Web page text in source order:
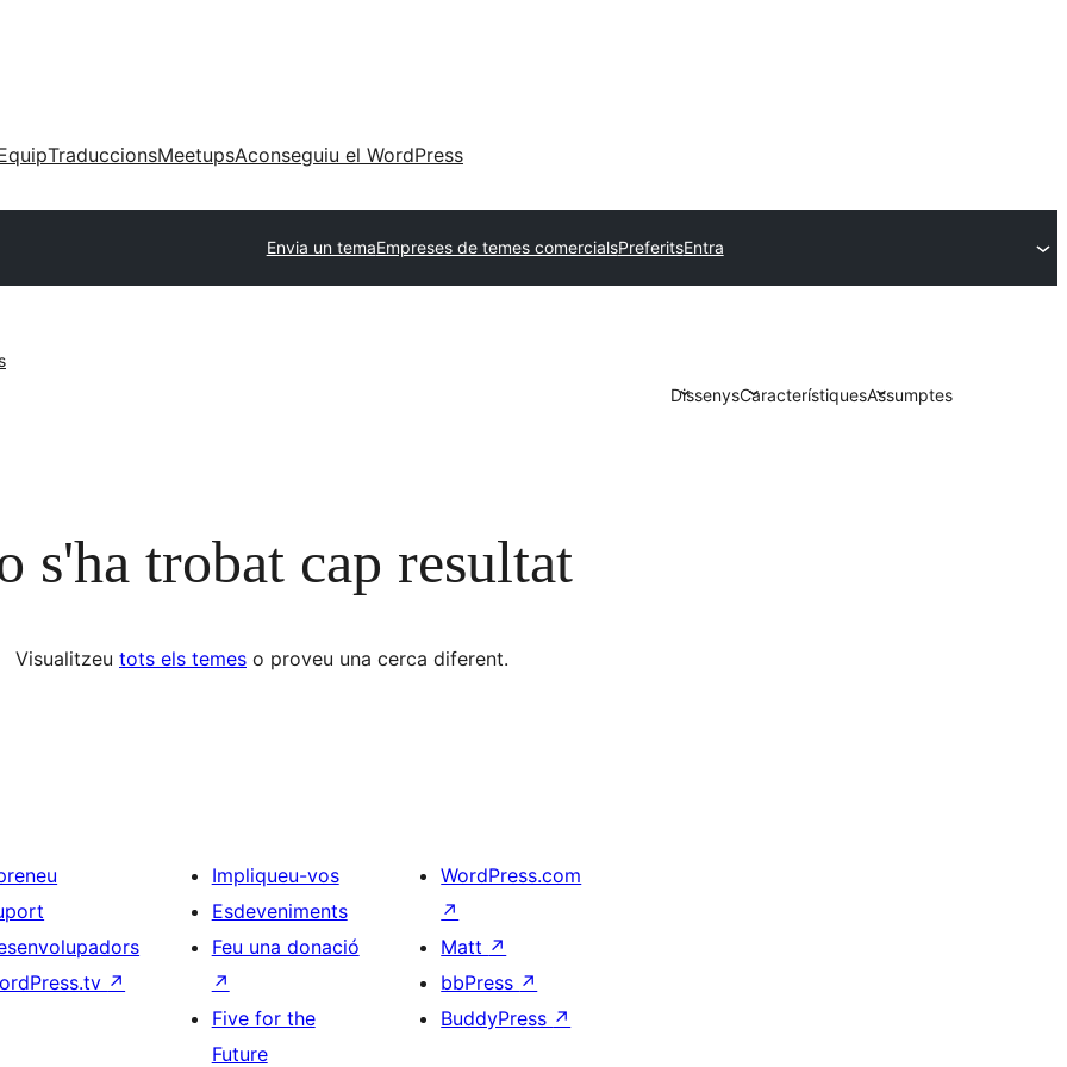
TraduccionsMeetupsAconseguiu el WordPress
Envia un temaEmpreses de temes comercialsPreferitsEntra
DissenysCaracterístiquesAssumptes
s'ha trobat cap resultat
Visualitzeu tots els temes o proveu una cerca diferent.
↗
Impliqueu-vos
Esdeveniments
Feu una donació
↗
Five for the
Future
WordPress.com
↗
Matt ↗
bbPress ↗
BuddyPress ↗